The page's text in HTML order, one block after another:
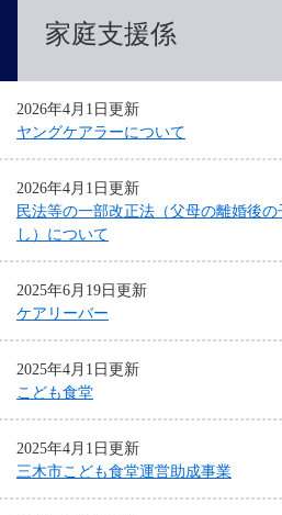
家庭支援係
2026年4月1日更新
ヤングケアラーについて
2026年4月1日更新
民法等の一部改正法（父母の離婚後
し）について
2025年6月19日更新
ケアリーバー
2025年4月1日更新
こども食堂
2025年4月1日更新
三木市こども食堂運営助成事業